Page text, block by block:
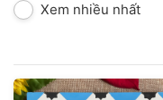
Xem nhiều nhất